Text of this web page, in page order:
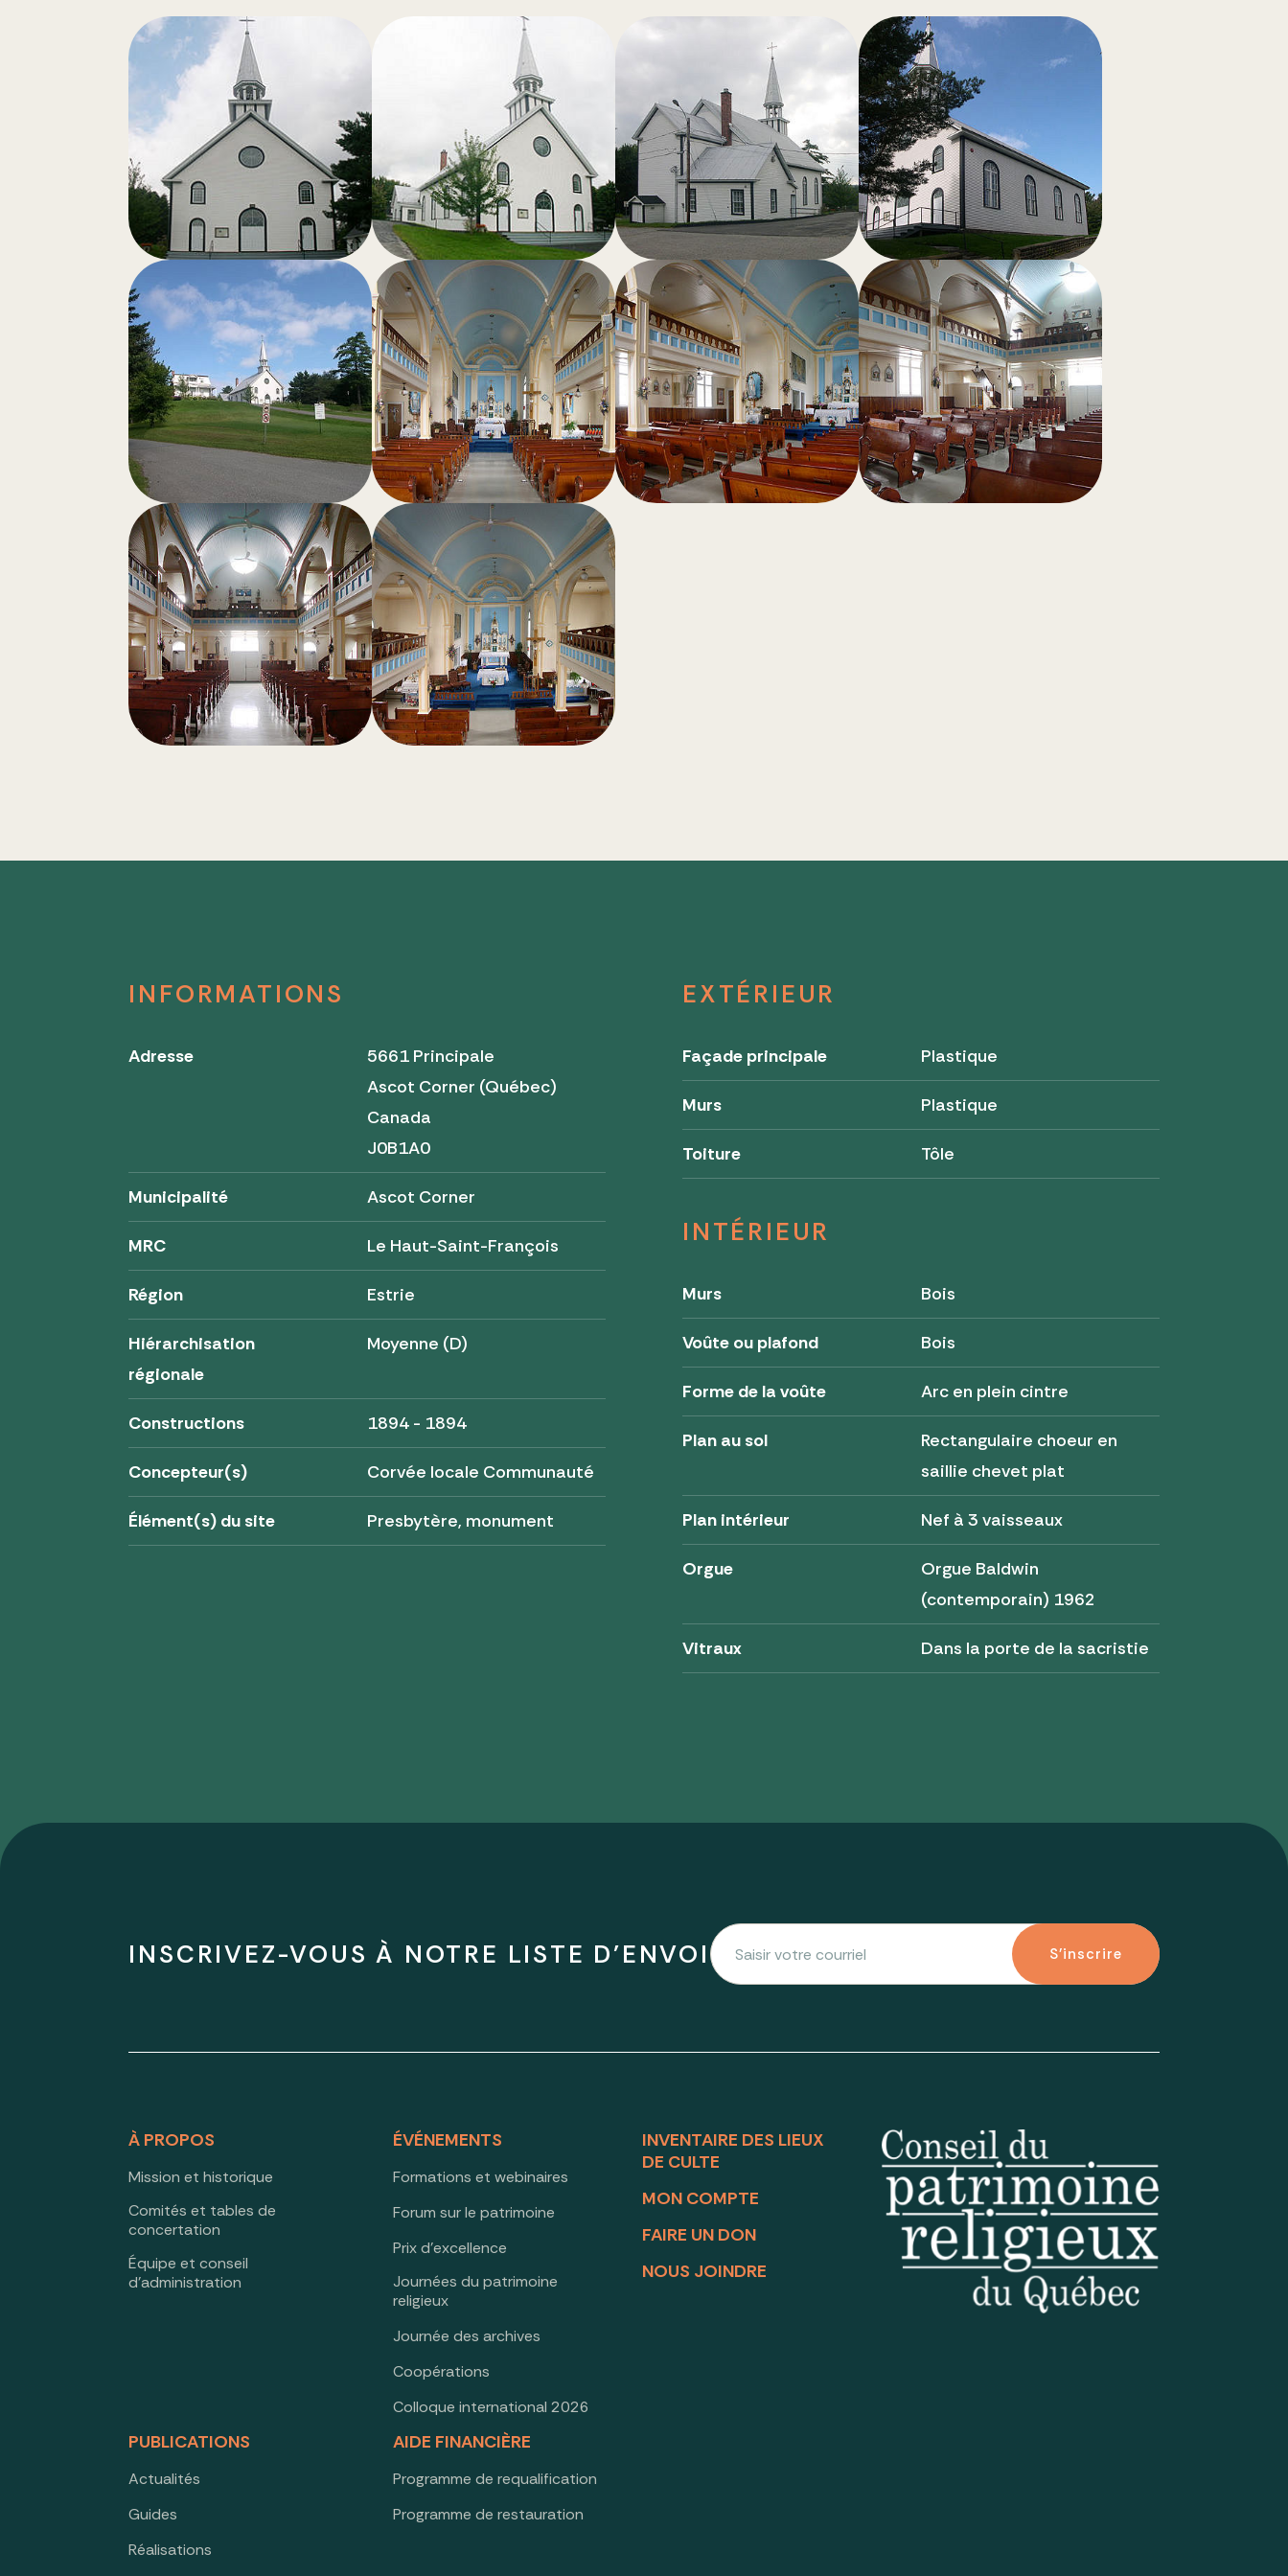
INFORMATIONS
Adresse
5661 Principale
Ascot Corner (Québec)
Canada
J0B1A0
Municipalité Ascot Corner
MRC Le Haut-Saint-François
Région Estrie
Hiérarchisation
régionale
Moyenne (D)
Constructions 1894 - 1894
Concepteur(s) Corvée locale Communauté
Élément(s) du site Presbytère, monument
EXTÉRIEUR
Façade principale Plastique
Murs Plastique
Toiture Tôle
INTÉRIEUR
Murs Bois
Voûte ou plafond Bois
Forme de la voûte Arc en plein cintre
Plan au sol
Rectangulaire choeur en
saillie chevet plat
Plan intérieur Nef à 3 vaisseaux
Orgue
Orgue Baldwin
(contemporain) 1962
Vitraux Dans la porte de la sacristie
INSCRIVEZ-VOUS À NOTRE LISTE D'ENVOI S'inscrire
À PROPOS
Mission et historique
Comités et tables de
concertation
Équipe et conseil
d’administration
ÉVÉNEMENTS
Formations et webinaires
Forum sur le patrimoine
Prix d’excellence
Journées du patrimoine
religieux
Journée des archives
Coopérations
Colloque international 2026
PUBLICATIONS
Actualités
Guides
Réalisations
AIDE FINANCIÈRE
Programme de requalification
Programme de restauration
INVENTAIRE DES LIEUX
DE CULTE
MON COMPTE
FAIRE UN DON
NOUS JOINDRE